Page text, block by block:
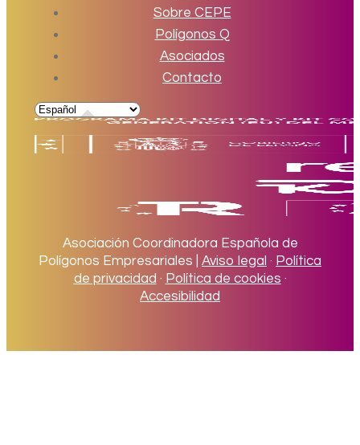
Sobre CEPE
Polígonos Q
Asociados
Contacto
Asociación Coordinadora Española de
Polígonos Empresariales | Aviso legal · Política
de privacidad · Política de cookies ·
Accesibilidad